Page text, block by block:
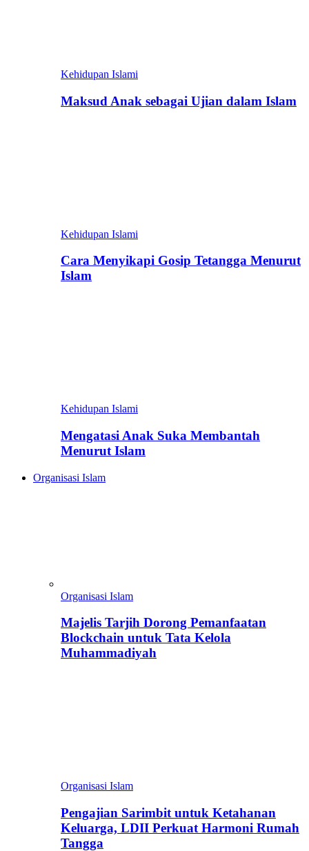
Kehidupan Islami
Maksud Anak sebagai Ujian dalam Islam
Kehidupan Islami
Cara Menyikapi Gosip Tetangga Menurut
Islam
Kehidupan Islami
Mengatasi Anak Suka Membantah
Menurut Islam
Organisasi Islam
Organisasi Islam
Majelis Tarjih Dorong Pemanfaatan
Blockchain untuk Tata Kelola
Muhammadiyah
Organisasi Islam
Pengajian Sarimbit untuk Ketahanan
Keluarga, LDII Perkuat Harmoni Rumah
Tangga